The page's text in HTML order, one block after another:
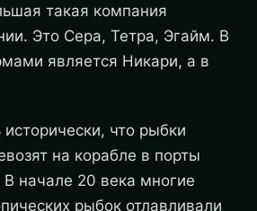
такая компания
Это Сера, Тетра, Эгайм. В
является Никари, а в
что рыбки
на корабле в порты
начале 20 века многие
рыбок отлавливали